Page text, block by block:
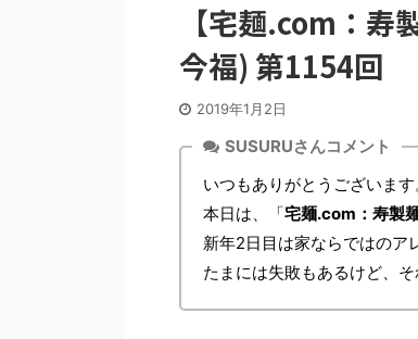
【宅麺.com：寿
今福) 第1154回
2019年1月2日
SUSURUさんコメント
いつもありがとうございます
本日は、「宅麺.com：寿製
新年2日目は家ならではのア
たまには失敗もあるけど、